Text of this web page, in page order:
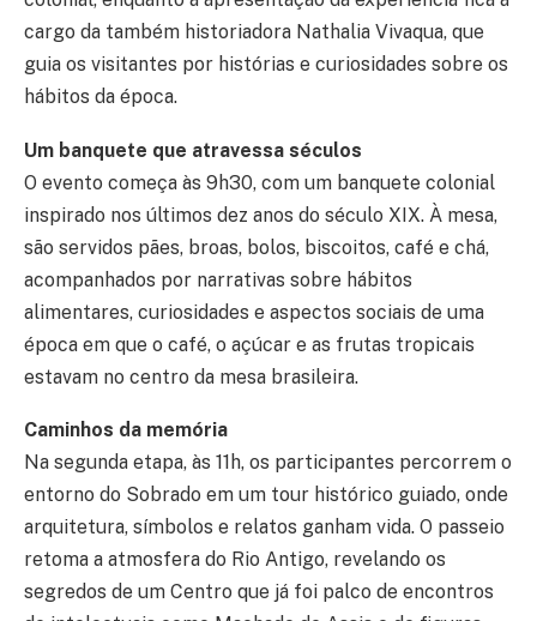
cargo da também historiadora Nathalia Vivaqua, que
guia os visitantes por histórias e curiosidades sobre os
hábitos da época.
Um banquete que atravessa séculos
O evento começa às 9h30, com um banquete colonial
inspirado nos últimos dez anos do século XIX. À mesa,
são servidos pães, broas, bolos, biscoitos, café e chá,
acompanhados por narrativas sobre hábitos
alimentares, curiosidades e aspectos sociais de uma
época em que o café, o açúcar e as frutas tropicais
estavam no centro da mesa brasileira.
Caminhos da memória
Na segunda etapa, às 11h, os participantes percorrem o
entorno do Sobrado em um tour histórico guiado, onde
arquitetura, símbolos e relatos ganham vida. O passeio
retoma a atmosfera do Rio Antigo, revelando os
segredos de um Centro que já foi palco de encontros